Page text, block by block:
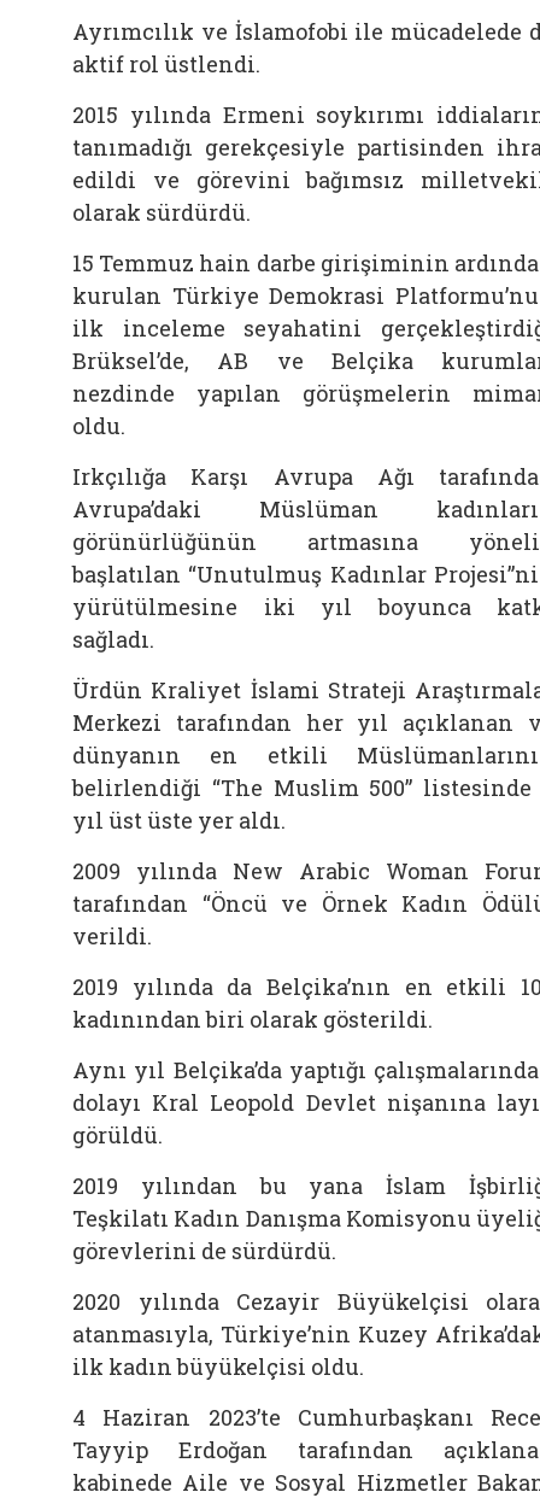
Ayrımcılık ve İslamofobi ile mücadelede
aktif rol üstlendi.
2015 yılında Ermeni soykırımı
tanımadığı gerekçesiyle partisinden
edildi ve görevini bağımsız
olarak sürdürdü.
15 Temmuz hain darbe girişiminin
kurulan Türkiye Demokrasi
ilk inceleme seyahatini
Brüksel’de, AB ve Belçika
nezdinde yapılan görüşmelerin
oldu.
Irkçılığa Karşı Avrupa Ağı
Avrupa’daki Müslüman
görünürlüğünün artmasına
başlatılan “Unutulmuş Kadınlar
yürütülmesine iki yıl boyunca
sağladı.
Ürdün Kraliyet İslami Strateji
Merkezi tarafından her yıl açıklanan
dünyanın en etkili
belirlendiği “The Muslim 500” listesinde
yıl üst üste yer aldı.
2009 yılında New Arabic Woman
tarafından “Öncü ve Örnek Kadın
verildi.
2019 yılında da Belçika’nın en etkili
kadınından biri olarak gösterildi.
Aynı yıl Belçika’da yaptığı
dolayı Kral Leopold Devlet nişanına
görüldü.
2019 yılından bu yana İslam
Teşkilatı Kadın Danışma Komisyonu
görevlerini de sürdürdü.
2020 yılında Cezayir Büyükelçisi
atanmasıyla, Türkiye’nin Kuzey
ilk kadın büyükelçisi oldu.
4 Haziran 2023’te Cumhurbaşkanı
Tayyip Erdoğan tarafından
kabinede Aile ve Sosyal Hizmetler